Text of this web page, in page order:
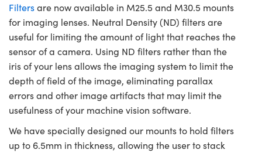
Filtersare now available in M25.5 and M30.5 mounts
for imaging lenses. Neutral Density (ND) filters are
useful for limiting the amount of light that reaches the
sensor of a camera. Using ND filters rather than the
iris of your lens allows the imaging system to limit the
depth of field of the image, eliminating parallax
errors and other image artifacts that may limit the
usefulness of your machine vision software.
We have specially designed our mounts to hold filters
up to 6.5mm in thickness, allowing the user to stack